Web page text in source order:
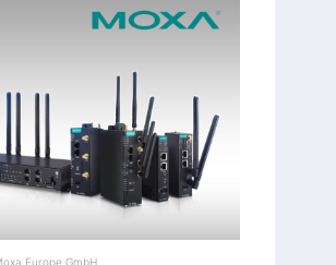
Europe GmbH